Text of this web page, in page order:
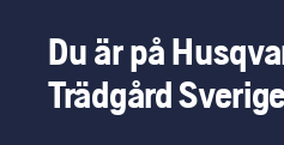
Du är på
Trädgård